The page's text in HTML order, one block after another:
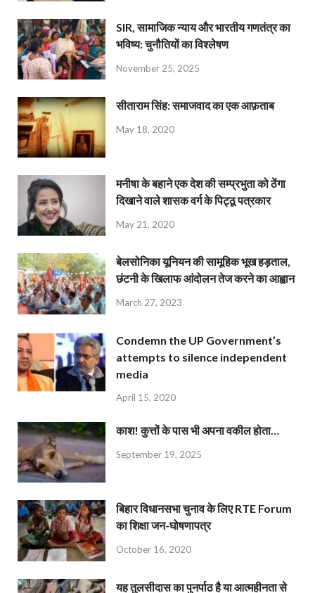
SIR, सामाजिक न्याय और भारतीय गणतंत्र का
भविष्य: चुनौतियों का विश्लेषण
November 25, 2025
सीताराम सिंह: समाजवाद का एक आफ़ताब
May 18, 2020
मनीषा के बहाने एक देश की सम्प्रभुता को ठेंगा
दिखाने वाले शासक वर्ग के पिट्ठू पत्रकार
May 21, 2020
बेलसोनिका यूनियन की सामूहिक भूख हड़ताल,
छंटनी के खिलाफ आंदोलन तेज करने का आह्वान
March 27, 2023
Condemn the UP Government’s
attempts to silence independent
media
April 15, 2020
काश! कुत्तों के पास भी अपना वकील होता…
September 19, 2025
बिहार विधानसभा चुनाव के लिए RTE Forum
का शिक्षा जन-घोषणापत्र
October 16, 2020
यह तुलसीदास का पुनर्पाठ है या आत्महीनता से